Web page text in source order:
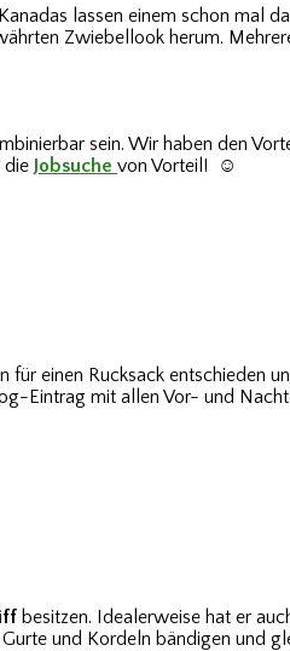
lassen einem schon mal
Zwiebellook herum.
sein. Wir haben den
die Jobsuche von Vorteil! ☺
für einen Rucksack entschieden
Eintrag mit allen Vor- und
besitzen. Idealerweise hat er
und Kordeln bändigen und